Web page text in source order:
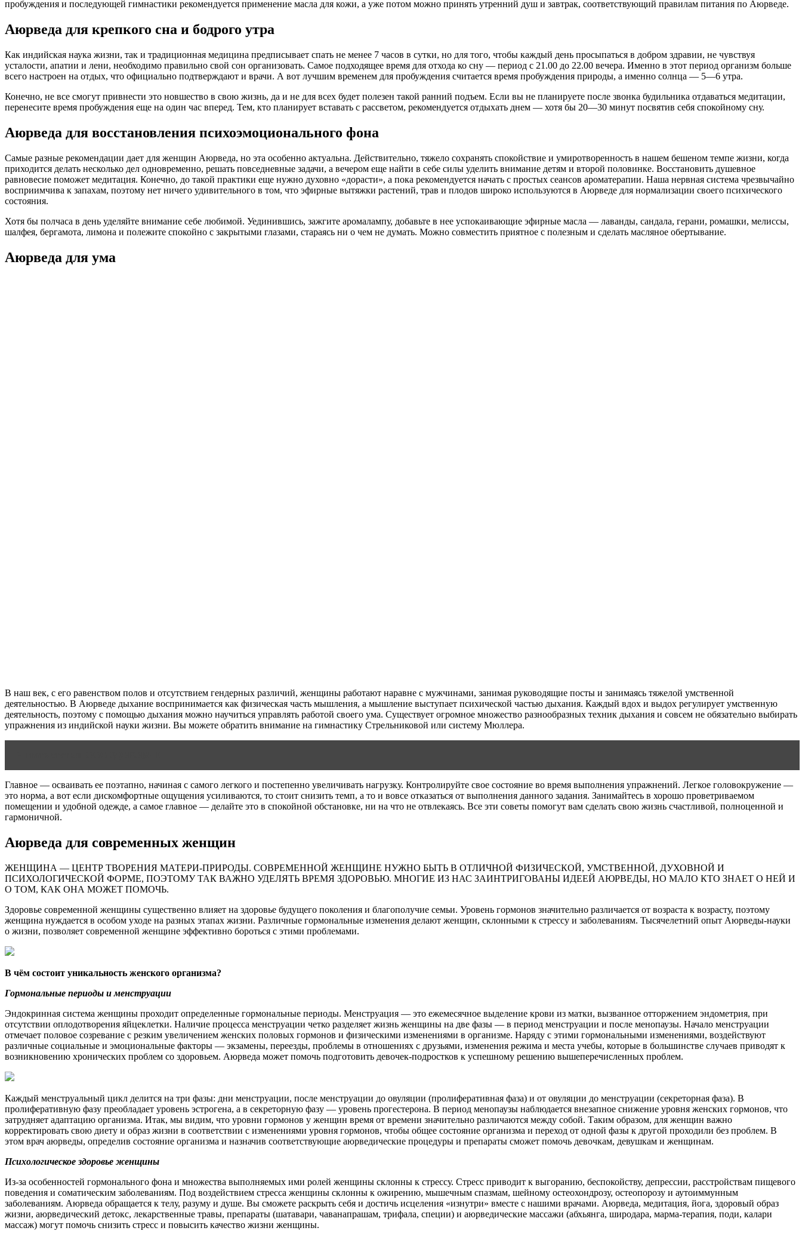
пробуждения и последующей гимнастики рекомендуется применение масла для кожи, а уже потом можно принять утренний душ и завтрак, соответствующий правилам питания по Аюрведе.
Аюрведа для крепкого сна и бодрого утра
Как индийская наука жизни, так и традиционная медицина предписывает спать не менее 7 часов в сутки, но для того, чтобы каждый день просыпаться в добром здравии, не чувствуя
усталости, апатии и лени, необходимо правильно свой сон организовать. Самое подходящее время для отхода ко сну — период с 21.00 до 22.00 вечера. Именно в этот период организм больше
всего настроен на отдых, что официально подтверждают и врачи. А вот лучшим временем для пробуждения считается время пробуждения природы, а именно солнца — 5—6 утра.
Конечно, не все смогут привнести это новшество в свою жизнь, да и не для всех будет полезен такой ранний подъем. Если вы не планируете после звонка будильника отдаваться медитации,
перенесите время пробуждения еще на один час вперед. Тем, кто планирует вставать с рассветом, рекомендуется отдыхать днем — хотя бы 20—30 минут посвятив себя спокойному сну.
Аюрведа для восстановления психоэмоционального фона
Самые разные рекомендации дает для женщин Аюрведа, но эта особенно актуальна. Действительно, тяжело сохранять спокойствие и умиротворенность в нашем бешеном темпе жизни, когда
приходится делать несколько дел одновременно, решать повседневные задачи, а вечером еще найти в себе силы уделить внимание детям и второй половинке. Восстановить душевное
равновесие поможет медитация. Конечно, до такой практики еще нужно духовно «дорасти», а пока рекомендуется начать с простых сеансов ароматерапии. Наша нервная система чрезвычайно
восприимчива к запахам, поэтому нет ничего удивительного в том, что эфирные вытяжки растений, трав и плодов широко используются в Аюрведе для нормализации своего психического
состояния.
Хотя бы полчаса в день уделяйте внимание себе любимой. Уединившись, зажгите аромалампу, добавьте в нее успокаивающие эфирные масла — лаванды, сандала, герани, ромашки, мелиссы,
шалфея, бергамота, лимона и полежите спокойно с закрытыми глазами, стараясь ни о чем не думать. Можно совместить приятное с полезным и сделать масляное обертывание.
Аюрведа для ума
В наш век, с его равенством полов и отсутствием гендерных различий, женщины работают наравне с мужчинами, занимая руководящие посты и занимаясь тяжелой умственной
деятельностью. В Аюрведе дыхание воспринимается как физическая часть мышления, а мышление выступает психической частью дыхания. Каждый вдох и выдох регулирует умственную
деятельность, поэтому с помощью дыхания можно научиться управлять работой своего ума. Существует огромное множество разнообразных техник дыхания и совсем не обязательно выбирать
упражнения из индийской науки жизни. Вы можете обратить внимание на гимнастику Стрельниковой или систему Мюллера.
Главное — осваивать ее поэтапно, начиная с самого легкого и постепенно увеличивать нагрузку. Контролируйте свое состояние во время выполнения упражнений. Легкое головокружение —
это норма, а вот если дискомфортные ощущения усиливаются, то стоит снизить темп, а то и вовсе отказаться от выполнения данного задания. Занимайтесь в хорошо проветриваемом
помещении и удобной одежде, а самое главное — делайте это в спокойной обстановке, ни на что не отвлекаясь. Все эти советы помогут вам сделать свою жизнь счастливой, полноценной и
гармоничной.
Аюрведа для современных женщин
ЖЕНЩИНА — ЦЕНТР ТВОРЕНИЯ МАТЕРИ-ПРИРОДЫ. СОВРЕМЕННОЙ ЖЕНЩИНЕ НУЖНО БЫТЬ В ОТЛИЧНОЙ ФИЗИЧЕСКОЙ, УМСТВЕННОЙ, ДУХОВНОЙ И
ПСИХОЛОГИЧЕСКОЙ ФОРМЕ, ПОЭТОМУ ТАК ВАЖНО УДЕЛЯТЬ ВРЕМЯ ЗДОРОВЬЮ. МНОГИЕ ИЗ НАС ЗАИНТРИГОВАНЫ ИДЕЕЙ АЮРВЕДЫ, НО МАЛО КТО ЗНАЕТ О НЕЙ И
О ТОМ, КАК ОНА МОЖЕТ ПОМОЧЬ.
Здоровье современной женщины существенно влияет на здоровье будущего поколения и благополучие семьи. Уровень гормонов значительно различается от возраста к возрасту, поэтому
женщина нуждается в особом уходе на разных этапах жизни. Различные гормональные изменения делают женщин, склонными к стрессу и заболеваниям. Тысячелетний опыт Аюрведы-науки
о жизни, позволяет современной женщине эффективно бороться с этими проблемами.
В чём состоит уникальность женского организма?
Гормональные периоды и менструации
Эндокринная система женщины проходит определенные гормональные периоды. Менструация — это ежемесячное выделение крови из матки, вызванное отторжением эндометрия, при
отсутствии оплодотворения яйцеклетки. Наличие процесса менструации четко разделяет жизнь женщины на две фазы — в период менструации и после менопаузы. Начало менструации
отмечает половое созревание с резким увеличением женских половых гормонов и физическими изменениями в организме. Наряду с этими гормональными изменениями, воздействуют
различные социальные и эмоциональные факторы — экзамены, переезды, проблемы в отношениях с друзьями, изменения режима и места учебы, которые в большинстве случаев приводят к
возникновению хронических проблем со здоровьем. Аюрведа может помочь подготовить девочек-подростков к успешному решению вышеперечисленных проблем.
Каждый менструальный цикл делится на три фазы: дни менструации, после менструации до овуляции (пролиферативная фаза) и от овуляции до менструации (секреторная фаза). В
пролиферативную фазу преобладает уровень эстрогена, а в секреторную фазу — уровень прогестерона. В период менопаузы наблюдается внезапное снижение уровня женских гормонов, что
затрудняет адаптацию организма. Итак, мы видим, что уровни гормонов у женщин время от времени значительно различаются между собой. Таким образом, для женщин важно
корректировать свою диету и образ жизни в соответствии с изменениями уровня гормонов, чтобы общее состояние организма и переход от одной фазы к другой проходили без проблем. В
этом врач аюрведы, определив состояние организма и назначив соответствующие аюрведические процедуры и препараты сможет помочь девочкам, девушкам и женщинам.
Психологическое здоровье женщины
Из-за особенностей гормонального фона и множества выполняемых ими ролей женщины склонны к стрессу. Стресс приводит к выгоранию, беспокойству, депрессии, расстройствам пищевого
поведения и соматическим заболеваниям. Под воздействием стресса женщины склонны к ожирению, мышечным спазмам, шейному остеохондрозу, остеопорозу и аутоиммунным
заболеваниям. Аюрведа обращается к телу, разуму и душе. Вы сможете раскрыть себя и достичь исцеления «изнутри» вместе с нашими врачами. Аюрведа, медитация, йога, здоровый образ
жизни, аюрведический детокс, лекарственные травы, препараты (шатавари, чаванапрашам, трифала, специи) и аюрведические массажи (абхьянга, широдара, марма-терапия, поди, калари
массаж) могут помочь снизить стресс и повысить качество жизни женщины.